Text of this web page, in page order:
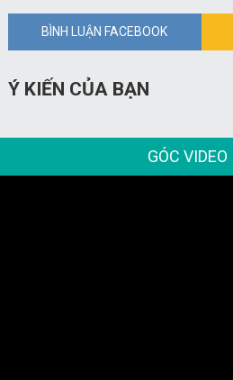
BÌNH LUẬN FACEBOOK
Ý KIẾN CỦA BẠN
GÓC VIDEO